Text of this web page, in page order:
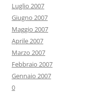
Luglio 2007
Giugno 2007
Maggio 2007
Aprile 2007
Marzo 2007
Febbraio 2007
Gennaio 2007
0